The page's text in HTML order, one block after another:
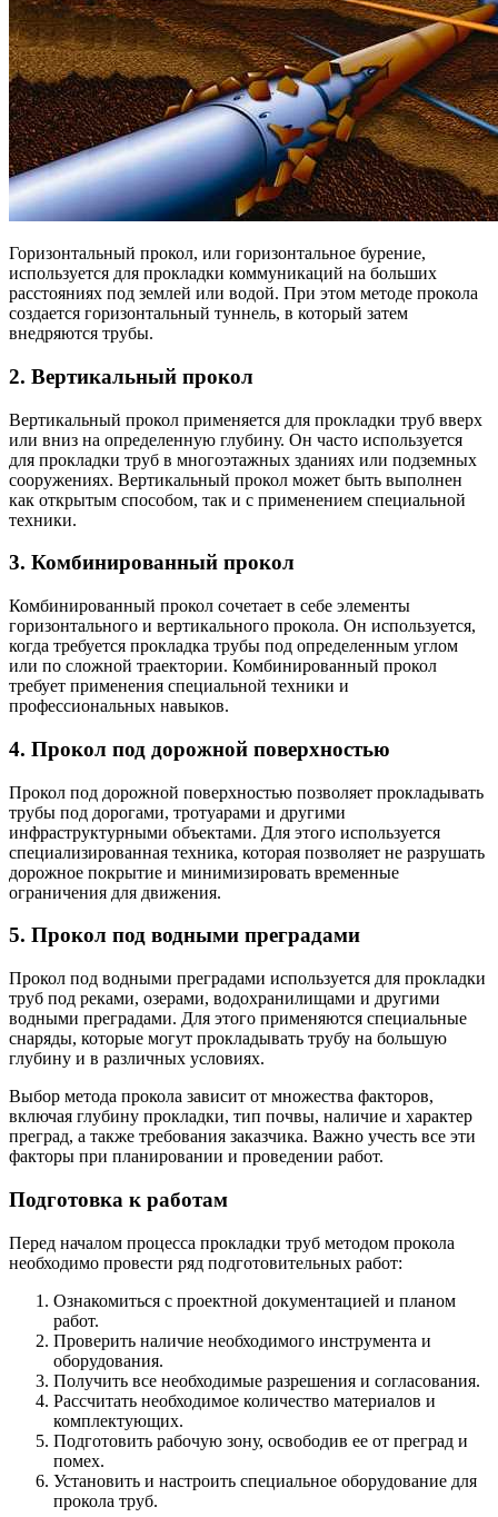
Горизонтальный прокол, или горизонтальное бурение,
используется для прокладки коммуникаций на больших
расстояниях под землей или водой. При этом методе прокола
создается горизонтальный туннель, в который затем
внедряются трубы.
2. Вертикальный прокол
Вертикальный прокол применяется для прокладки труб вверх
или вниз на определенную глубину. Он часто используется
для прокладки труб в многоэтажных зданиях или подземных
сооружениях. Вертикальный прокол может быть выполнен
как открытым способом, так и с применением специальной
техники.
3. Комбинированный прокол
Комбинированный прокол сочетает в себе элементы
горизонтального и вертикального прокола. Он используется,
когда требуется прокладка трубы под определенным углом
или по сложной траектории. Комбинированный прокол
требует применения специальной техники и
профессиональных навыков.
4. Прокол под дорожной поверхностью
Прокол под дорожной поверхностью позволяет прокладывать
трубы под дорогами, тротуарами и другими
инфраструктурными объектами. Для этого используется
специализированная техника, которая позволяет не разрушать
дорожное покрытие и минимизировать временные
ограничения для движения.
5. Прокол под водными преградами
Прокол под водными преградами используется для прокладки
труб под реками, озерами, водохранилищами и другими
водными преградами. Для этого применяются специальные
снаряды, которые могут прокладывать трубу на большую
глубину и в различных условиях.
Выбор метода прокола зависит от множества факторов,
включая глубину прокладки, тип почвы, наличие и характер
преград, а также требования заказчика. Важно учесть все эти
факторы при планировании и проведении работ.
Подготовка к работам
Перед началом процесса прокладки труб методом прокола
необходимо провести ряд подготовительных работ:
Ознакомиться с проектной документацией и планом
работ.
Проверить наличие необходимого инструмента и
оборудования.
Получить все необходимые разрешения и согласования.
Рассчитать необходимое количество материалов и
комплектующих.
Подготовить рабочую зону, освободив ее от преград и
помех.
Установить и настроить специальное оборудование для
прокола труб.